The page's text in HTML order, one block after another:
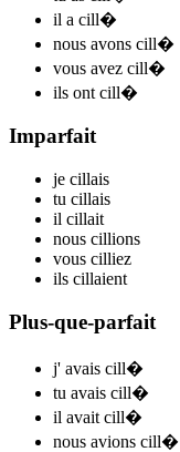
il a cill�
nous avons cill�
vous avez cill�
ils ont cill�
Imparfait
je cillais
tu cillais
il cillait
nous cillions
vous cilliez
ils cillaient
Plus-que-parfait
j' avais cill�
tu avais cill�
il avait cill�
nous avions cill�